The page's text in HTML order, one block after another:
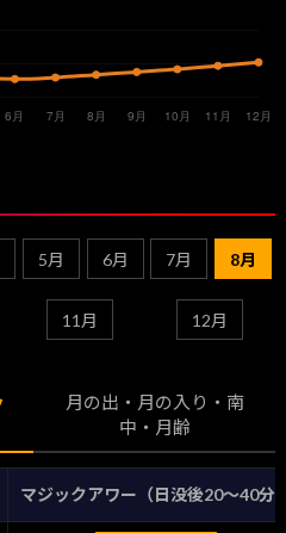
5月 6月 7月 8月
11月 12月
月の出・月の入り・南
中・月齢
マジックアワー（日没後20〜40分